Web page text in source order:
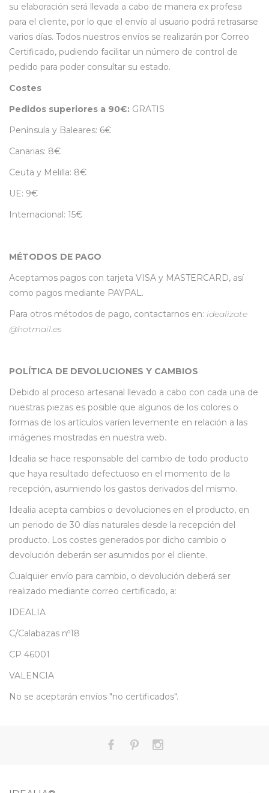
su elaboración será llevada a cabo de manera ex profesa
para el cliente, por lo que el envío al usuario podrá retrasarse
varios días. Todos nuestros envíos se realizarán por Correo
Certificado, pudiendo facilitar un número de control de
pedido para poder consultar su estado.
Costes
Pedidos superiores a 90€: GRATIS
Península y Baleares: 6€
Canarias: 8€
Ceuta y Melilla: 8€
UE: 9€
Internacional: 15€
MÉTODOS DE PAGO
Aceptamos pagos con tarjeta VISA y MASTERCARD, así
como pagos mediante PAYPAL.
Para otros métodos de pago, contactarnos en: idealizate
@hotmail.es
POLÍTICA DE DEVOLUCIONES Y CAMBIOS
Debido al proceso artesanal llevado a cabo con cada una de
nuestras piezas es posible que algunos de los colores o
formas de los artículos varíen levemente en relación a las
imágenes mostradas en nuestra web.
Idealia se hace responsable del cambio de todo producto
que haya resultado defectuoso en el momento de la
recepción, asumiendo los gastos derivados del mismo.
Idealia acepta cambios o devoluciones en el producto, en
un periodo de 30 días naturales desde la recepción del
producto. Los costes generados por dicho cambio o
devolución deberán ser asumidos por el cliente.
Cualquier envío para cambio, o devolución deberá ser
realizado mediante correo certificado, a:
IDEALIA
C/Calabazas nº18
CP 46001
VALENCIA
No se aceptarán envíos "no certificados".